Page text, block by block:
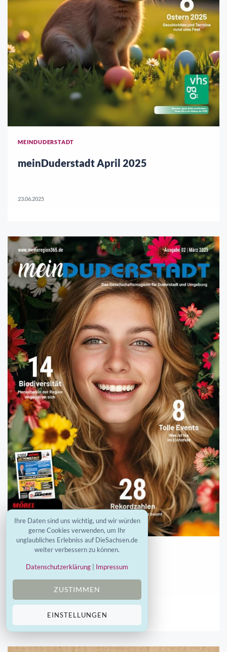
MEINDUDERSTADT
meinDuderstadt April 2025
23.06.2025
MEINDUDERSTADT
meinDuderstadt März 2025
Ihre Daten sind uns wichtig, und wir würden
gerne Cookies verwenden, um Ihr
unglaubliches Erlebniss auf DieSachsen.de
weiter verbessern zu können.
Datenschutzerklärung Impressum
ZUSTIMMEN
EINSTELLUNGEN